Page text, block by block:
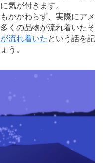
気が付きます。
かかわらず、実際にアメ
くの品物が流れ着いたそ
流れ着いた という話を記
う。